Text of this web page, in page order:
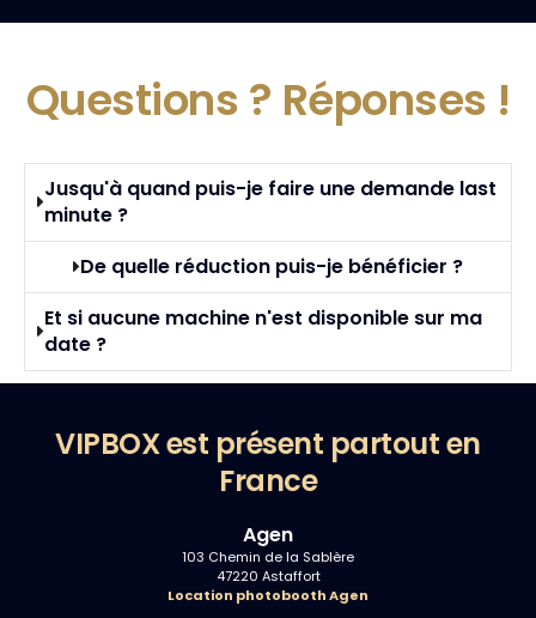
Questions ? Réponses !
Jusqu'à quand puis-je faire une demande last
minute ?
De quelle réduction puis-je bénéficier ?
Et si aucune machine n'est disponible sur ma
date ?
VIPBOX est présent partout en
France
Agen
103 Chemin de la Sablère
47220 Astaffort
Location photobooth Agen